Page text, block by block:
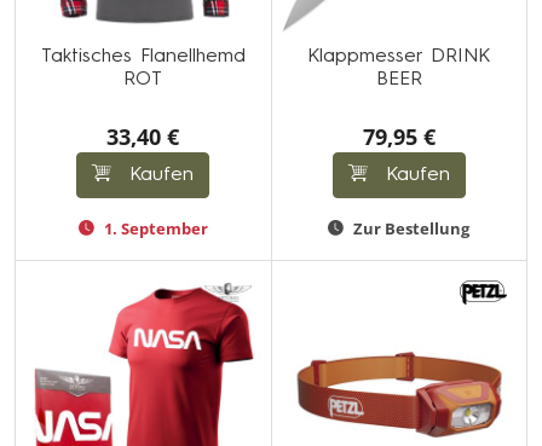
Taktisches Flanellhemd
ROT
33,40 €
Kaufen
1. September
Klappmesser DRINK
BEER
79,95 €
Kaufen
Zur Bestellung